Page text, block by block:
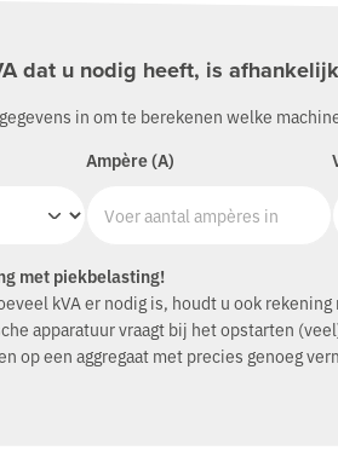
dat u nodig heeft, is
in om te berekenen welke
Ampère (A)
met piekbelasting!
kVA er nodig is, houdt u ook
apparatuur vraagt bij het opstarten
op een aggregaat met precies genoeg